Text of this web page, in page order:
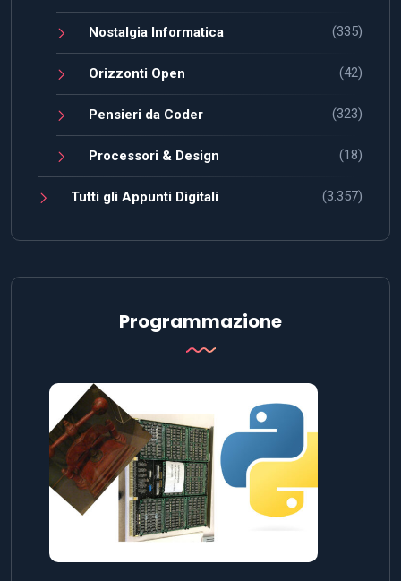
Nostalgia Informatica (335)
Orizzonti Open (42)
Pensieri da Coder (323)
Processori & Design (18)
Tutti gli Appunti Digitali (3.357)
Programmazione